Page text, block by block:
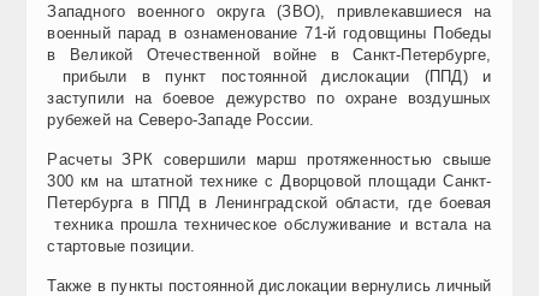
Западного военного округа (ЗВО), привлекавшиеся на
военный парад в ознаменование 71-й годовщины Победы
в Великой Отечественной войне в Санкт-Петербурге,
прибыли в пункт постоянной дислокации (ППД) и
заступили на боевое дежурство по охране воздушных
рубежей на Северо-Западе России.
Расчеты ЗРК совершили марш протяженностью свыше
300 км на штатной технике с Дворцовой площади Санкт-
Петербурга в ППД в Ленинградской области, где боевая
техника прошла техническое обслуживание и встала на
стартовые позиции.
Также в пункты постоянной дислокации вернулись личный